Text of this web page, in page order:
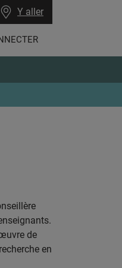
Y aller
de
en